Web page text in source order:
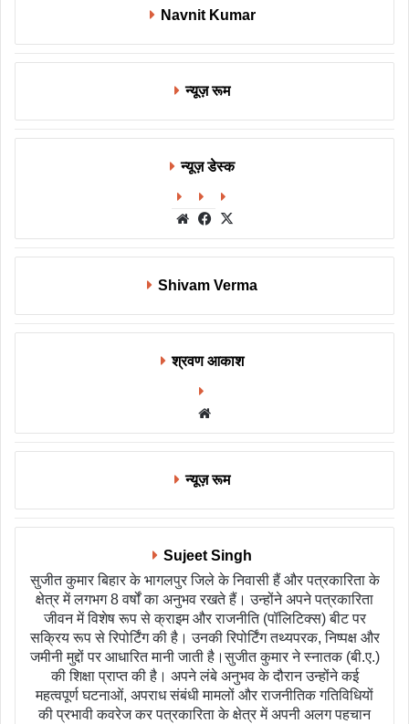
Navnit Kumar
न्यूज़ रूम
न्यूज़ डेस्क
WebsiteFacebook
Shivam Verma
श्रवण आकाश
न्यूज़ रूम
Sujeet Singh
सुजीत कुमार बिहार के भागलपुर जिले के निवासी हैं और पत्रकारिता के
क्षेत्र में लगभग 8 वर्षों का अनुभव रखते हैं। उन्होंने अपने पत्रकारिता
जीवन में विशेष रूप से क्राइम और राजनीति (पॉलिटिक्स) बीट पर
सक्रिय रूप से रिपोर्टिंग की है। उनकी रिपोर्टिंग तथ्यपरक, निष्पक्ष और
जमीनी मुद्दों पर आधारित मानी जाती है।सुजीत कुमार ने स्नातक (बी.ए.)
की शिक्षा प्राप्त की है। अपने लंबे अनुभव के दौरान उन्होंने कई
महत्वपूर्ण घटनाओं, अपराध संबंधी मामलों और राजनीतिक गतिविधियों
की प्रभावी कवरेज कर पत्रकारिता के क्षेत्र में अपनी अलग पहचान